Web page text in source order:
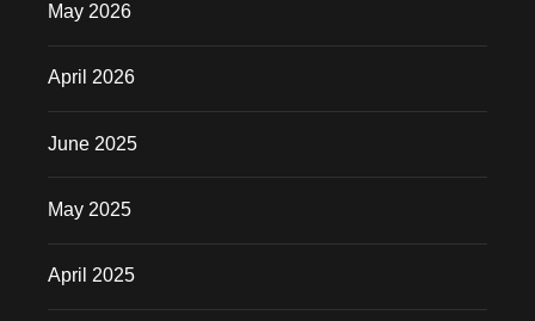
May 2026
April 2026
June 2025
May 2025
April 2025